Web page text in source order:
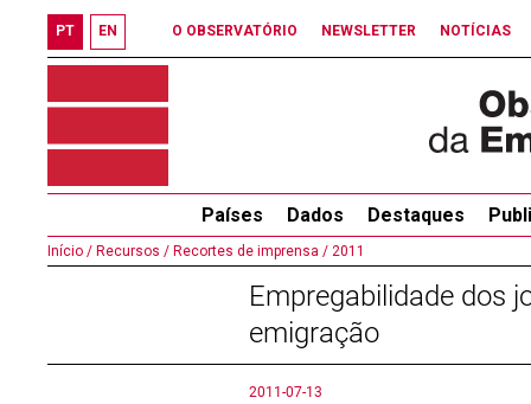
PT EN O OBSERVATÓRIO NEWSLETTER NOTÍCIAS
Países Dados Destaques
Início / Recursos / Recortes de imprensa / 2011
Empregabilidade dos
emigração
2011-07-13